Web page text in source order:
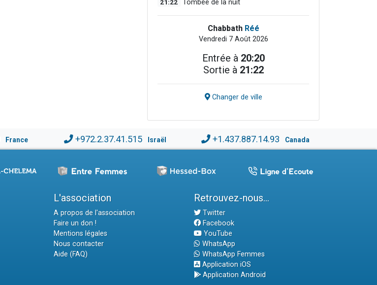
21:22 Tombée de la nuit
Chabbath Réé
Vendredi 7 Août 2026
Entrée à 20:20
Sortie à 21:22
Changer de ville
France +972.2.37.41.515 Israël +1.437.887.14.93 Canada
L'association
A propos de l'association
Faire un don !
Mentions légales
Nous contacter
Aide (FAQ)
Retrouvez-nous...
Twitter
Facebook
YouTube
WhatsApp
WhatsApp Femmes
Application iOS
Application Android